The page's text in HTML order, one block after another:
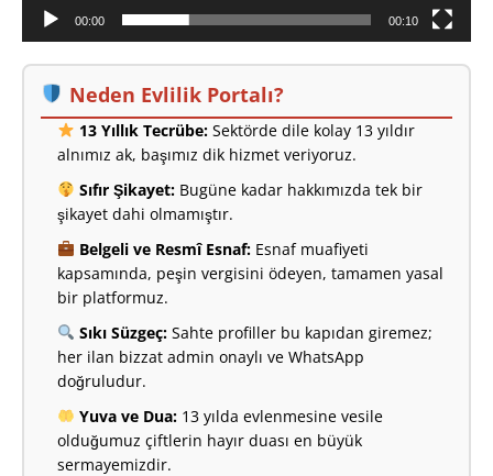
00:00 00:10
Neden Evlilik Portalı?
13 Yıllık Tecrübe:Sektörde dile kolay 13 yıldır
alnımız ak, başımız dik hizmet veriyoruz.
Sıfır Şikayet:Bugüne kadar hakkımızda tek bir
şikayet dahi olmamıştır.
Belgeli ve Resmî Esnaf:Esnaf muafiyeti
kapsamında, peşin vergisini ödeyen, tamamen yasal
bir platformuz.
Sıkı Süzgeç:Sahte profiller bu kapıdan giremez;
her ilan bizzat admin onaylı ve WhatsApp
doğruludur.
Yuva ve Dua:13 yılda evlenmesine vesile
olduğumuz çiftlerin hayır duası en büyük
sermayemizdir.